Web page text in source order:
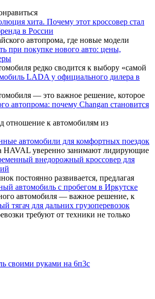
хита. Почему этот кроссовер стал
в России
автопрома, где новые модели
при покупке нового авто: цены,
редко сводится к выбору «самой
LADA у официального дилера в
— это важное решение, которое
автопрома: почему Changan становится
отношение к автомобилям из
автомобили для комфортных поездок
HAVAL уверенно занимают лидирующие
внедорожный кроссовер для
постоянно развивается, предлагая
автомобиль с пробегом в Иркутске
автомобиля — важное решение, к
тягач для дальних грузоперевозок
требуют от техники не только
своими руками на 6п3с